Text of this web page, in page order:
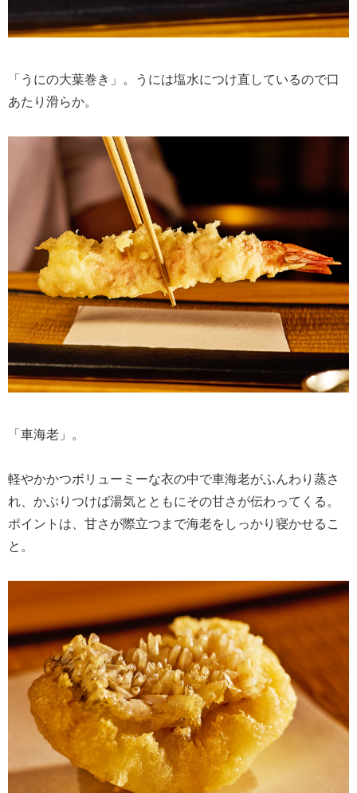
「うにの大葉巻き」。うには塩水につけ直しているので口
あたり滑らか。
「車海老」。
軽やかかつボリューミーな衣の中で車海老がふんわり蒸さ
れ、かぶりつけば湯気とともにその甘さが伝わってくる。
ポイントは、甘さが際立つまで海老をしっかり寝かせるこ
と。